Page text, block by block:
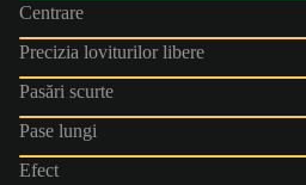
Centrare
Precizia loviturilor libere
Pasări scurte
Pase lungi
Efect